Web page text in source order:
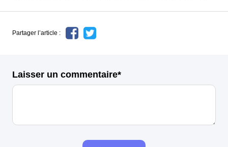
Partager l’article :
Laisser un commentaire*